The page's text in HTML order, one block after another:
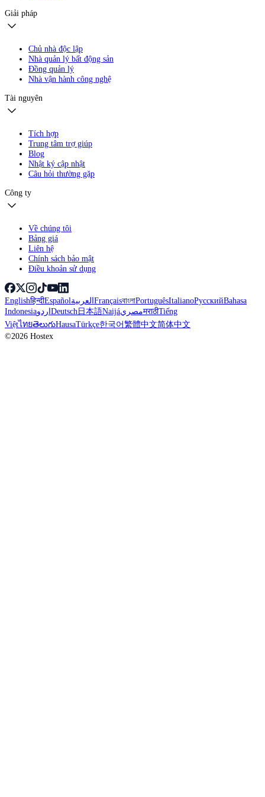
Giải pháp
Chủ nhà độc lập
Nhà quản lý bất động sản
Đồng quản lý
Nhà vận hành công nghệ
Tài nguyên
Tích hợp
Trung tâm trợ giúp
Blog
Nhật ký cập nhật
Câu hỏi thường gặp
Công ty
Về chúng tôi
Bảng giá
Liên hệ
Chính sách bảo mật
Điều khoản sử dụng
Englishहिन्दीEspañolالعربيةFrançaisবাংলাPortuguêsItalianoРусскийBahasa
IndonesiaاردوDeutsch日本語NaijáمصريमराठीTiếng
ViệtไทยతెలుగుHausaTürkçe한국어繁體中文简体中文
©2026 Hostex